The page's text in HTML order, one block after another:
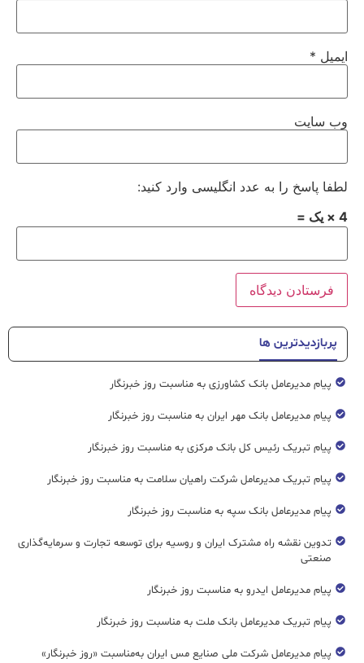
ایمیل *
وب‌ سایت
لطفا پاسخ را به عدد انگلیسی وارد کنید:
4 × یک =
پربازدیدترین ها
پیام مدیرعامل بانک کشاورزی به مناسبت روز خبرنگار
پیام مدیرعامل بانک مهر ایران به مناسبت روز خبرنگار
پیام تبریک رئیس کل بانک مرکزی به مناسبت روز خبرنگار
پیام تبریک مدیرعامل شرکت راهیان سلامت به مناسبت روز خبرنگار
پیام مدیرعامل بانک سپه به مناسبت روز خبرنگار
تدوین نقشه راه مشترک ایران و روسیه برای توسعه تجارت و سرمایه‌گذاری
صنعتی
پیام مدیرعامل ایدرو به مناسبت روز خبرنگار
پیام تبریک مدیرعامل بانک ملت به مناسبت روز خبرنگار
پیام مدیرعامل شرکت ملی صنایع مس ایران به‌مناسبت «روز خبرنگار»